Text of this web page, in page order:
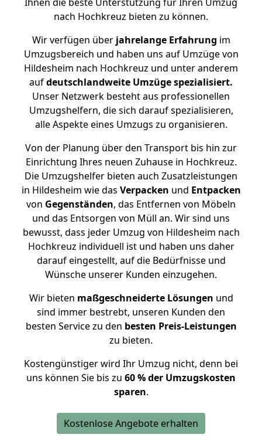
nach Hochkreuz bieten zu können.
Wir verfügen überjahrelange Erfahrung im
Umzugsbereich und haben uns auf Umzüge von
Hildesheim nach Hochkreuz und unter anderem
aufdeutschlandweite Umzüge spezialisiert.
Unser Netzwerk besteht aus professionellen
Umzugshelfern, die sich darauf spezialisieren,
alle Aspekte eines Umzugs zu organisieren.
Von der Planung über den Transport bis hin zur
Einrichtung Ihres neuen Zuhause in Hochkreuz.
Die Umzugshelfer bieten auch Zusatzleistungen
in Hildesheim wie das Verpacken und Entpacken
von Gegenständen, das Entfernen von Möbeln
und das Entsorgen von Müll an. Wir sind uns
bewusst, dass jeder Umzug von Hildesheim nach
Hochkreuz individuell ist und haben uns daher
darauf eingestellt, auf die Bedürfnisse und
Wünsche unserer Kunden einzugehen.
Wir bieten maßgeschneiderte Lösungen und
sind immer bestrebt, unseren Kunden den
besten Service zu den besten Preis-Leistungen
zu bieten.
Kostengünstiger wird Ihr Umzug nicht, denn bei
uns können Sie bis zu 60 % der Umzugskosten
sparen.
Kostenlose Angebote erhalten